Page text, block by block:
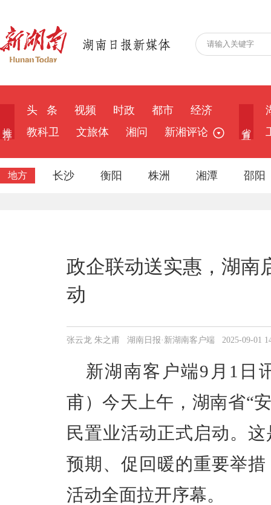
头 条 视频 时政 都市
经济
教科卫
文旅体 湘问 新湘评论
地方 长沙 衡阳 株洲 湘潭 邵阳
政企联动送实惠，湖南
动
张云龙 朱之甫 湖南日报·新湖南客户端 2025-09-01
新湖南客户端9月1日
甫）今天上午，湖南省“
民置业活动正式启动。
预期、促回暖的重要举
活动全面拉开序幕。